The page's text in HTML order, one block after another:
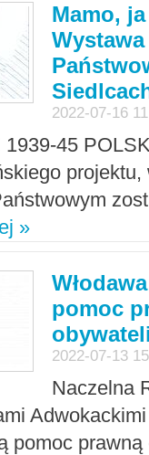
Mamo,
2022-07-16
45
»
pomoc
2022-07-13
Naczelna
Adwokackimi
pomoc